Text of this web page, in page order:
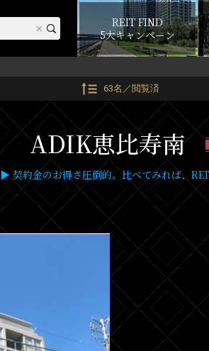
REIT FIND
5大キャンペーン
63名／閲覧済
ADIK恵比寿南
▶ 契約金のお得さ圧倒的。比べてみれば、